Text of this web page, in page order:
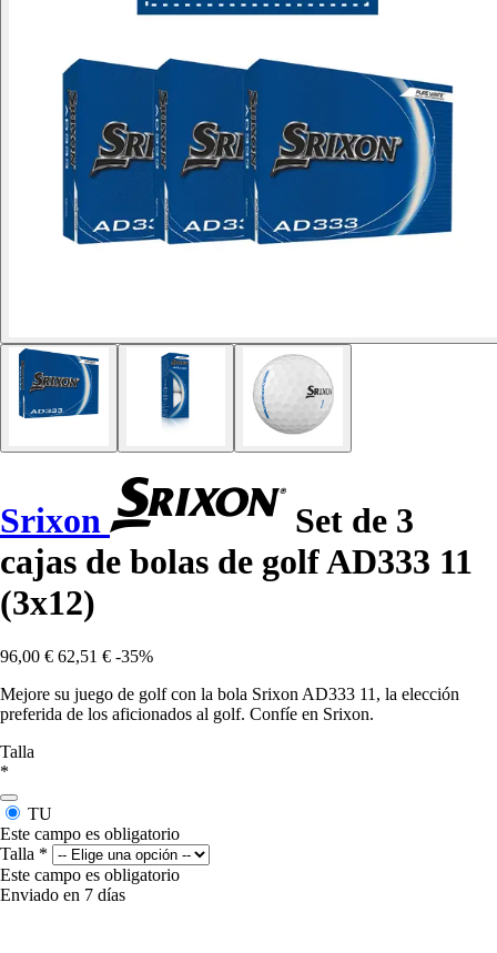
Srixon
Set de 3
cajas de bolas de golf AD333 11
(3x12)
96,00 € 62,51 € -35%
Mejore su juego de golf con la bola Srixon AD333 11, la elección
preferida de los aficionados al golf. Confíe en Srixon.
Talla
*
TU
Este campo es obligatorio
Talla *
Este campo es obligatorio
Enviado en 7 días